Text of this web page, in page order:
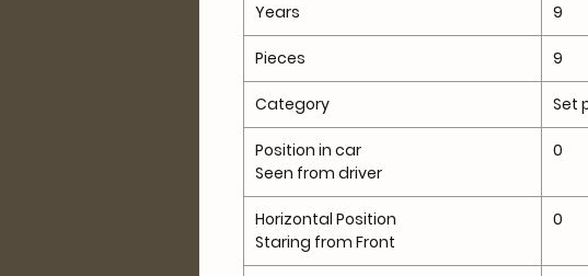
Years 9
Pieces 9
Category Set
Position in car
Seen from driver
0
Horizontal Position
Staring from Front
0